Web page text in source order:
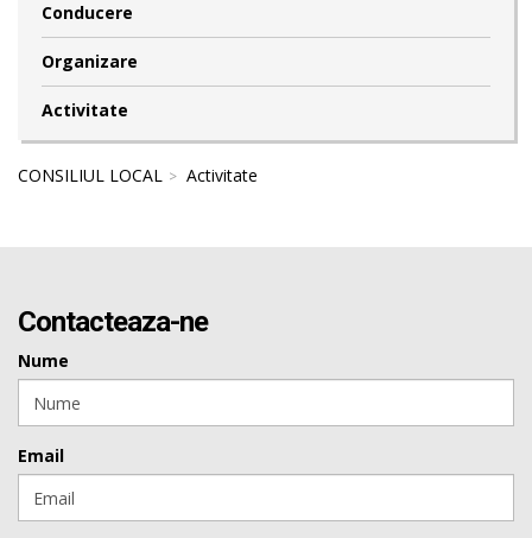
Conducere
Organizare
Activitate
CONSILIUL LOCAL Activitate
Contacteaza-ne
Nume
Email